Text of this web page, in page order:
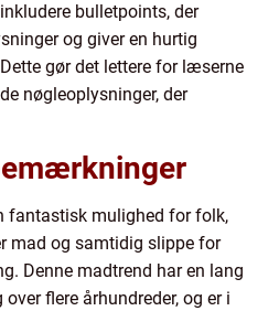
bulletpoints, der
og giver en hurtig
gør det lettere for læserne
nøgleoplysninger, der
fantastisk mulighed for folk,
mad og samtidig slippe for
Denne madtrend har en lang
flere århundreder, og er i